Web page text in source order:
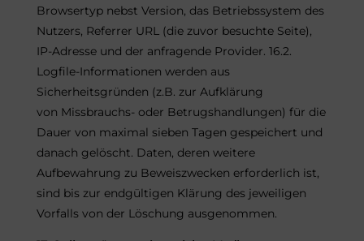
Browsertyp nebst Version, das Betriebssystem des
Nutzers, Referrer URL (die zuvor besuchte Seite),
IP-Adresse und der anfragende Provider. 16.2.
Logfile-Informationen werden aus
Sicherheitsgründen (z.B. zur Aufklärung
von Missbrauchs- oder Betrugshandlungen) für die
Dauer von maximal sieben Tagen gespeichert und
danach gelöscht. Daten, deren weitere
Aufbewahrung zu Beweiszwecken erforderlich ist,
sind bis zur endgültigen Klärung des jeweiligen
Vorfalls von der Löschung ausgenommen.